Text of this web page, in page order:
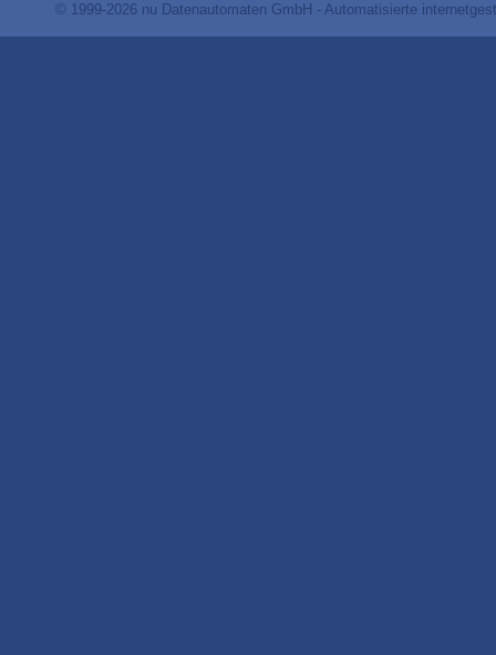
© 1999-2026 nu Datenautomaten GmbH - Automatisierte